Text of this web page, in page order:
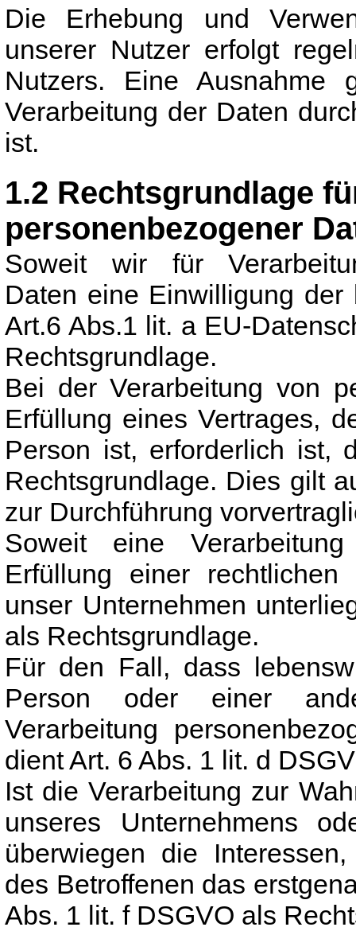
Die Erhebung und
unserer Nutzer erfolgt
Nutzers. Eine
Verarbeitung der Daten
ist.
1.2 Rechtsgrundlage
personenbezogener
Soweit wir für
Daten eine Einwilligung der
Art.6 Abs.1 lit. a EU-
Rechtsgrundlage.
Bei der Verarbeitung von
Erfüllung eines Vertrages,
Person ist, erforderlich ist,
Rechtsgrundlage. Dies gilt
zur Durchführung
Soweit eine
Erfüllung einer
unser Unternehmen
als Rechtsgrundlage.
Für den Fall, dass
Person oder einer
Verarbeitung
dient Art. 6 Abs. 1 lit. d
Ist die Verarbeitung zur
unseres Unternehmens
überwiegen die
des Betroffenen das
Abs. 1 lit. f DSGVO als